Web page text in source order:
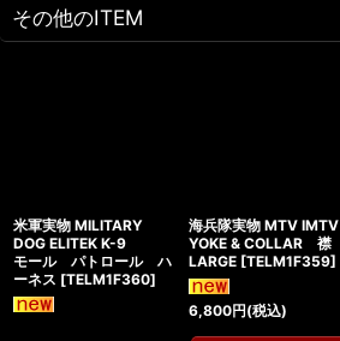
その他のITEM
米軍実物 MILITARY
DOG ELITEK K-9
モール パトロール ハ
ーネス [TELM1F360]
海兵隊実物 MTV IMTV
YOKE & COLLAR 襟
LARGE [TELM1F359]
6,800円(税込)